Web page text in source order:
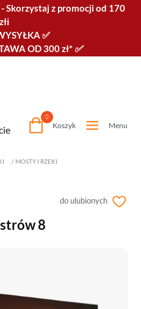
-Skorzystaj z promocji od 170
złℹ️
✅
OD 300 zł* ✅
Koszyk
0
Menu
/ MOSTY I RZEKI
do ulubionych
8